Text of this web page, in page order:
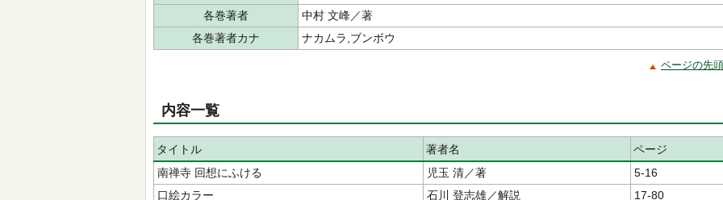
各巻著者
中村 文峰／著
各巻著者カナ
ナカムラ,ブンボウ
ページの先
内容一覧
タイトル 著者名
ページ
南禅寺 回想にふける
児玉 清／著
5-16
口絵カラー
石川 登志雄／解説
17-80